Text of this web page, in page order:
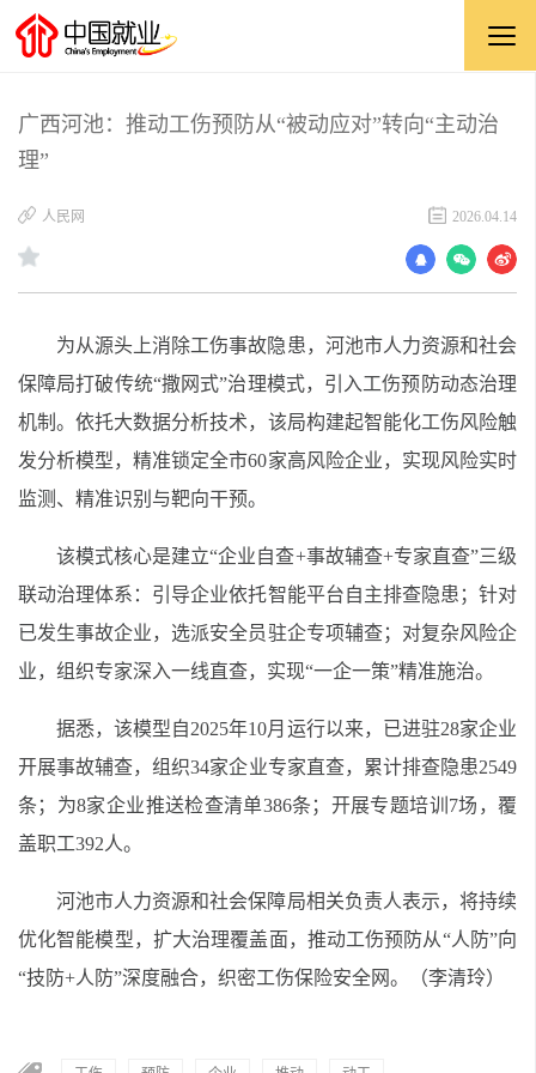
广西河池：推动工伤预防从“被动应对”转向“主动治
理”
​人民网 2026.04.14
为从源头上消除工伤事故隐患，河池市人力资源和社会
保障局打破传统“撒网式”治理模式，引入工伤预防动态治理
机制。依托大数据分析技术，该局构建起智能化工伤风险触
发分析模型，精准锁定全市60家高风险企业，实现风险实时
监测、精准识别与靶向干预。
该模式核心是建立“企业自查+事故辅查+专家直查”三级
联动治理体系：引导企业依托智能平台自主排查隐患；针对
已发生事故企业，选派安全员驻企专项辅查；对复杂风险企
业，组织专家深入一线直查，实现“一企一策”精准施治。
据悉，该模型自2025年10月运行以来，已进驻28家企业
开展事故辅查，组织34家企业专家直查，累计排查隐患2549
条；为8家企业推送检查清单386条；开展专题培训7场，覆
盖职工392人。
河池市人力资源和社会保障局相关负责人表示，将持续
优化智能模型，扩大治理覆盖面，推动工伤预防从“人防”向
“技防+人防”深度融合，织密工伤保险安全网。（李清玲）